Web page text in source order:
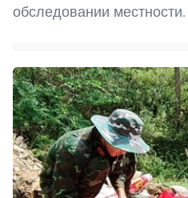
обследовании местности.